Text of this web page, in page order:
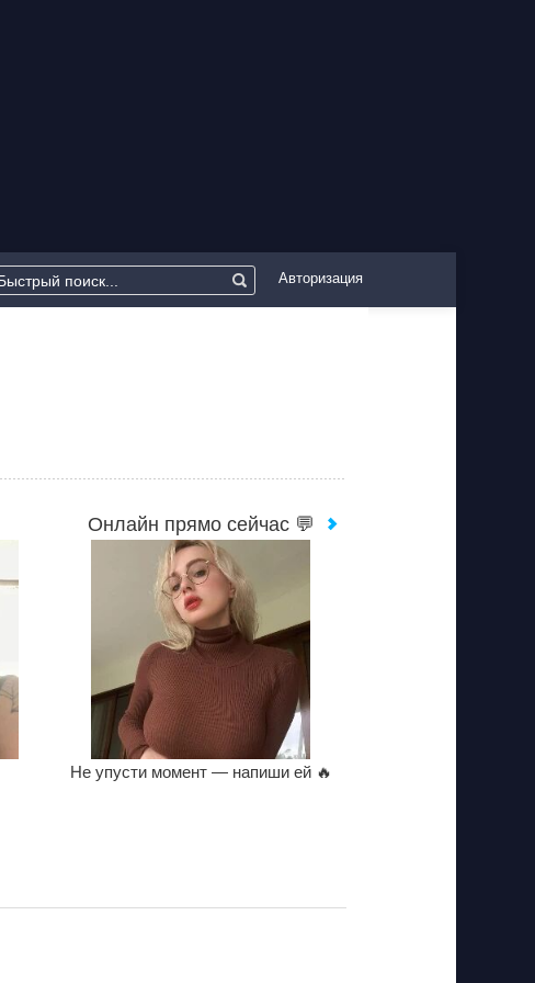
Авторизация
Онлайн прямо сейчас 💬
Не упусти момент — напиши ей 🔥